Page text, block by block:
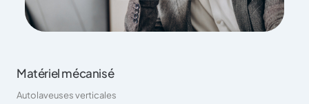
Matériel mécanisé
Autolaveuses verticales